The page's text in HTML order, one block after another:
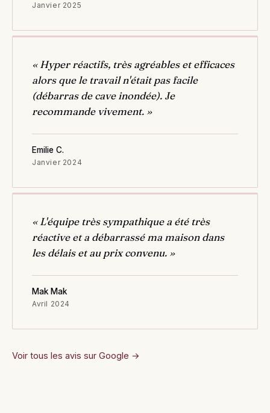
Janvier 2025
« Hyper réactifs, très agréables et efficaces
alors que le travail n'était pas facile
(débarras de cave inondée). Je
recommande vivement. »
Emilie C.
Janvier 2024
« L'équipe très sympathique a été très
réactive et a débarrassé ma maison dans
les délais et au prix convenu. »
Mak Mak
Avril 2024
Voir tous les avis sur Google →